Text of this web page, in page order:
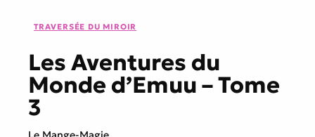
TRAVERSÉE DU MIROIR
Les Aventures du
Monde d’Emuu – Tome
3